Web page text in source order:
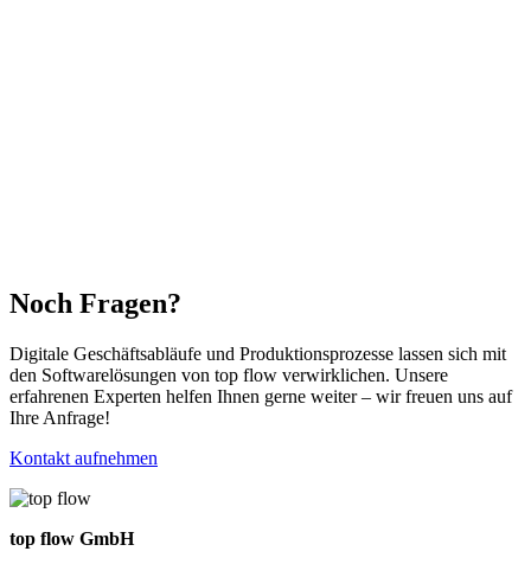
Noch Fragen?
Digitale Geschäftsabläufe und Produktionsprozesse lassen sich mit
den Softwarelösungen von top flow verwirklichen. Unsere
erfahrenen Experten helfen Ihnen gerne weiter – wir freuen uns auf
Ihre Anfrage!
Kontakt aufnehmen
top flow GmbH